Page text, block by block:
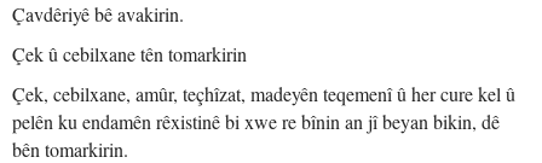
Çavdêriyê bê avakirin.
Çek û cebilxane tên tomarkirin
Çek, cebilxane, amûr, teçhîzat, madeyên teqemenî û her cure kel û
pelên ku endamên rêxistinê bi xwe re bînin an jî beyan bikin, dê
bên tomarkirin.